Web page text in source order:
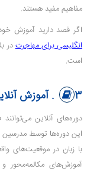
مفاهیم مفید هستند.
اگر قصد دارید آموزش
انگلیسیبرای مهاجرتدر
است.
3. آموزش آنلاین و کلاس‌های زنده
دوره‌های آنلاین
این دوره‌ها توسط
با زبان در موقعیت‌های
آموزش‌های مکالمه‌محور و